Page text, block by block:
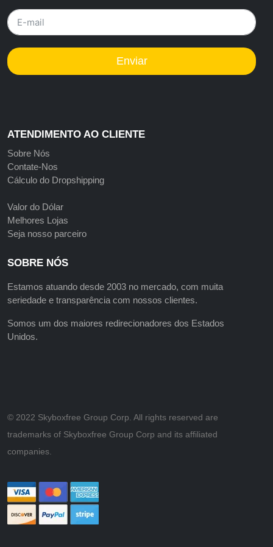
Enviar
ATENDIMENTO AO CLIENTE
Sobre Nós
Contate-Nos
Cálculo do Dropshipping
Valor do Dólar
Melhores Lojas
Seja nosso parceiro
SOBRE NÓS
Estamos atuando desde 2003 no mercado, com muita
seriedade e transparência com nossos clientes.
Somos um dos maiores redirecionadores dos Estados
Unidos.
©️ 2022 Skyboxfree Group Corp. All rights reserved are
trademarks of Skyboxfree Group Corp and its affiliated
companies.